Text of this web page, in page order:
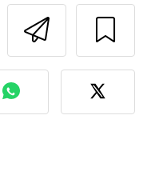
de